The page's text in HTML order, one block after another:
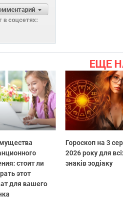
в соцсетях:
ЕЩЕ
стоит ли
этот
для вашего
Гороскоп на 3
2026 року для
знаків зодіаку